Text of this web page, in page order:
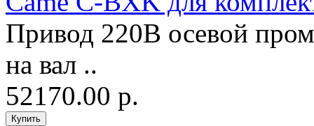
Привод 220В осевой
на вал ..
52170.00 р.